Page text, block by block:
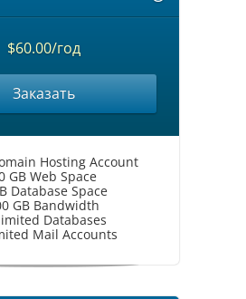
$60.00/год
Заказать
Hosting Account
GB Web Space
Database Space
GB Bandwidth
Databases
Mail Accounts